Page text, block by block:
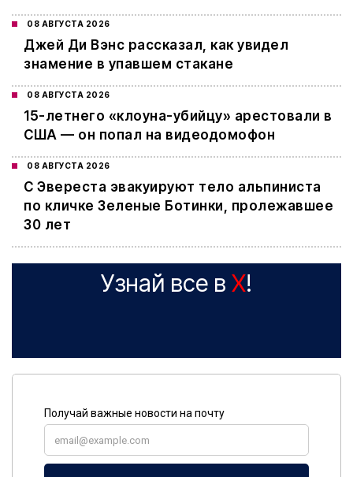
08 АВГУСТА 2026
Джей Ди Вэнс рассказал, как увидел
знамение в упавшем стакане
08 АВГУСТА 2026
15-летнего «клоуна-убийцу» арестовали в
США — он попал на видеодомофон
08 АВГУСТА 2026
С Эвереста эвакуируют тело альпиниста
по кличке Зеленые Ботинки, пролежавшее
30 лет
Узнай все в X!